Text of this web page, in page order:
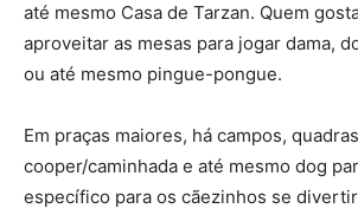
até mesmo Casa de Tarzan. Quem
aproveitar as mesas para jogar dama,
ou até mesmo pingue-pongue.
Em praças maiores, há campos,
cooper/caminhada e até mesmo dog
específico para os cãezinhos se